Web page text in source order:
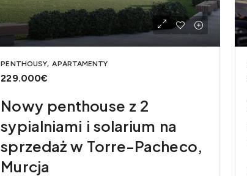
PENTHOUSY, APARTAMENTY
229.000€
Nowy penthouse z 2
sypialniami i solarium na
sprzedaż w Torre-Pacheco,
Murcja